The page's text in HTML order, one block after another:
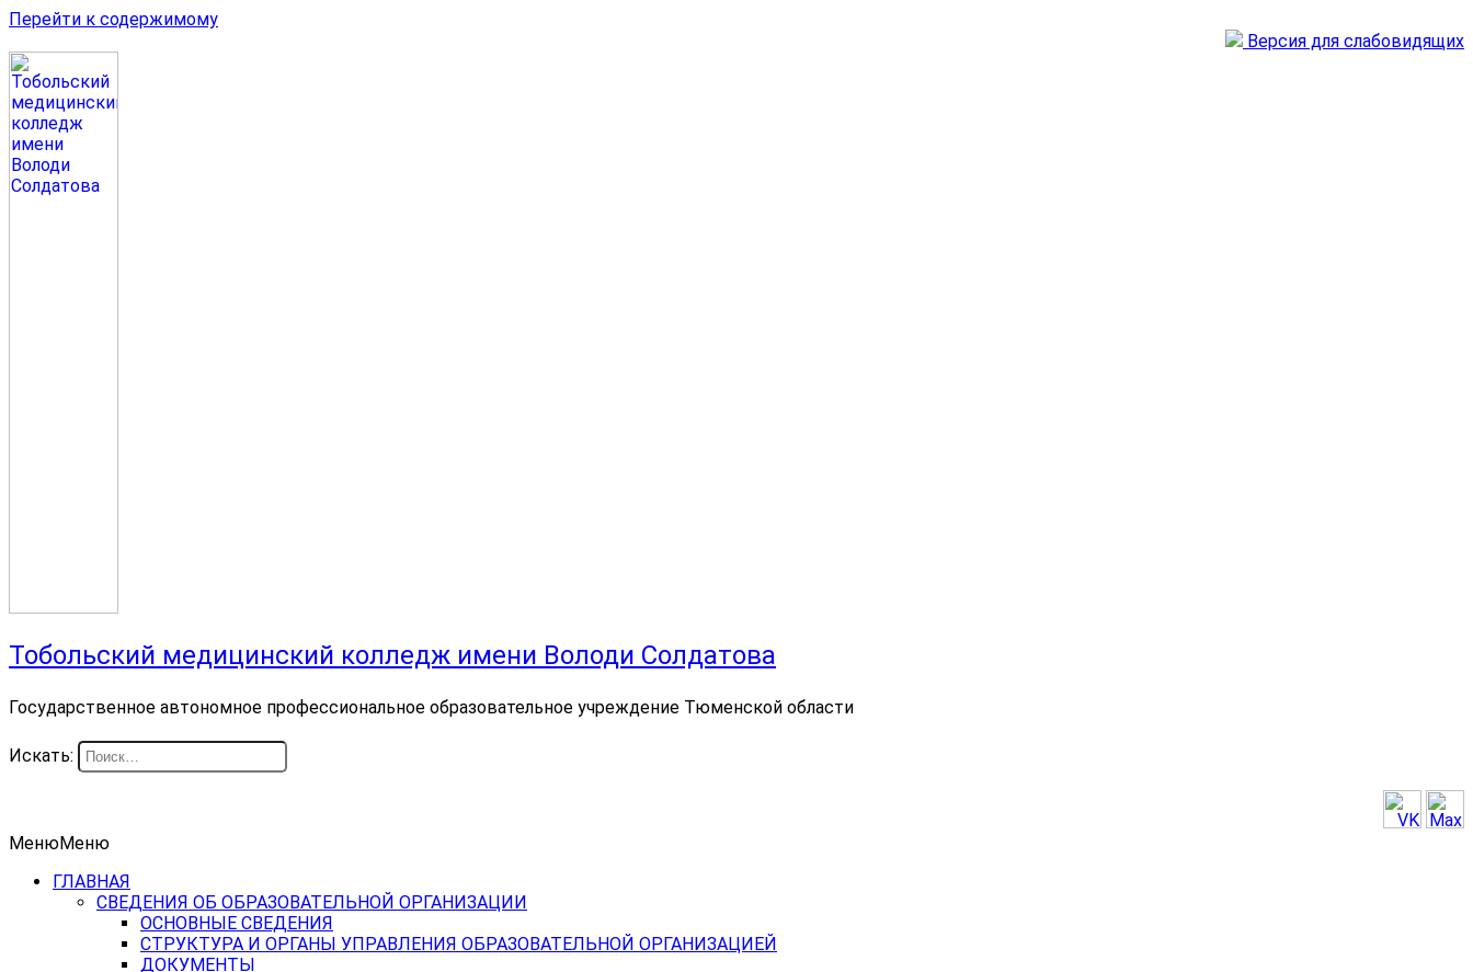
Перейти к содержимому
Версия для слабовидящих
Тобольский медицинский колледж имени Володи Солдатова
Государственное автономное профессиональное образовательное учреждение Тюменской области
Искать:
МенюМеню
ГЛАВНАЯ
СВЕДЕНИЯ ОБ ОБРАЗОВАТЕЛЬНОЙ ОРГАНИЗАЦИИ
ОСНОВНЫЕ СВЕДЕНИЯ
СТРУКТУРА И ОРГАНЫ УПРАВЛЕНИЯ ОБРАЗОВАТЕЛЬНОЙ ОРГАНИЗАЦИЕЙ
ДОКУМЕНТЫ